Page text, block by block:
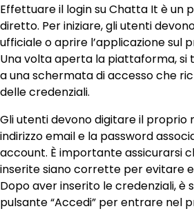
Effettuare il login su Chatta It è un
diretto. Per iniziare, gli utenti
ufficiale o aprire l’applicazione sul
Una volta aperta la piattaforma, si
a una schermata di accesso che
delle credenziali.
Gli utenti devono digitare il proprio
indirizzo email e la password
account. È importante assicurarsi
inserite siano corrette per evitare
Dopo aver inserito le credenziali, è
pulsante “Accedi” per entrare nel